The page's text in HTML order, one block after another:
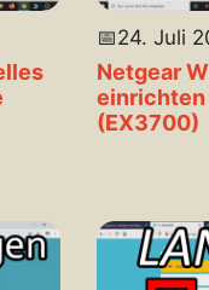
📅24. Juli
Netgear
einrichten
(EX3700)